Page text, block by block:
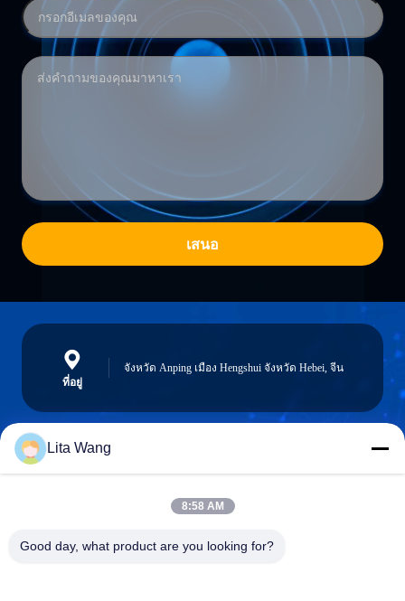
เสนอ
ที่อยู่
จังหวัด Anping เมือง Hengshui จังหวัด Hebei, จีน
lita@screenmeshnet.com
Lita Wang
8:58 AM
Good day, what product are you looking for?